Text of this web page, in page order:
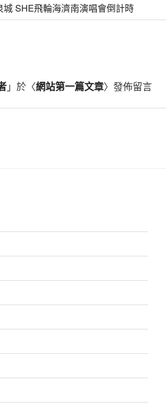
SHE飛輪海濟南演唱會倒計時
」於〈網站第一篇文章〉發佈留言